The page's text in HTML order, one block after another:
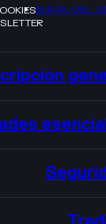
MAPA DEL